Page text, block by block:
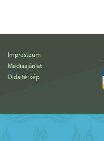
Impresszum
Médiaajánlat
Oldaltérkép